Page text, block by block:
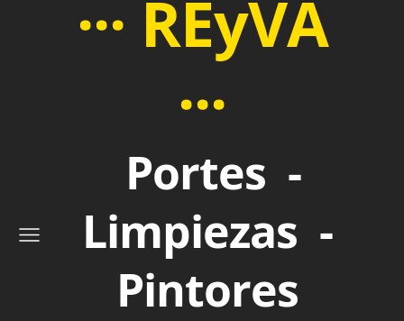
··· REyVA
···
Portes -
Limpiezas -
Pintores